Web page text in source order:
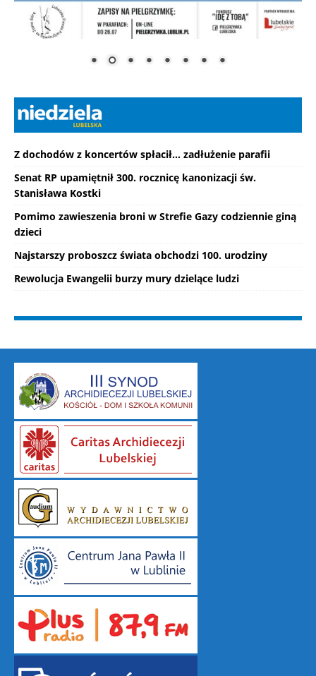
Z dochodów z koncertów spłacił... zadłużenie parafii
Senat RP upamiętnił 300. rocznicę kanonizacji św.
Stanisława Kostki
Pomimo zawieszenia broni w Strefie Gazy codziennie giną
dzieci
Najstarszy proboszcz świata obchodzi 100. urodziny
Rewolucja Ewangelii burzy mury dzielące ludzi